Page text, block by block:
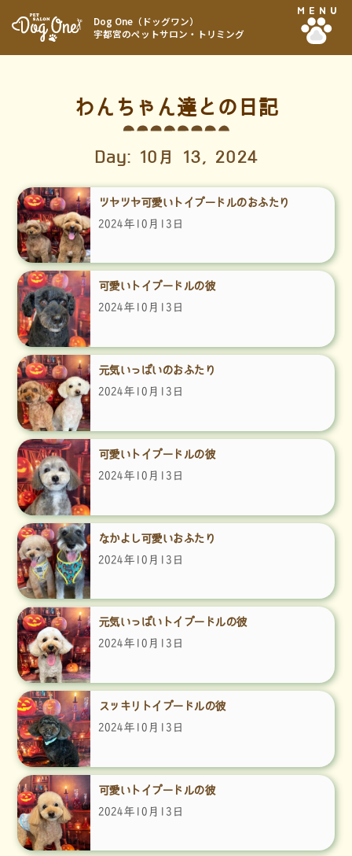
Dog One（ドッグワン）
宇都宮のペットサロン・トリミング
MENU
わんちゃん達との日記
Day: 10月 13, 2024
ツヤツヤ可愛いトイプードルのおふたり
2024年10月13日
可愛いトイプードルの彼
2024年10月13日
元気いっぱいのおふたり
2024年10月13日
可愛いトイプードルの彼
2024年10月13日
なかよし可愛いおふたり
2024年10月13日
元気いっぱいトイプードルの彼
2024年10月13日
スッキリトイプードルの彼
2024年10月13日
可愛いトイプードルの彼
2024年10月13日